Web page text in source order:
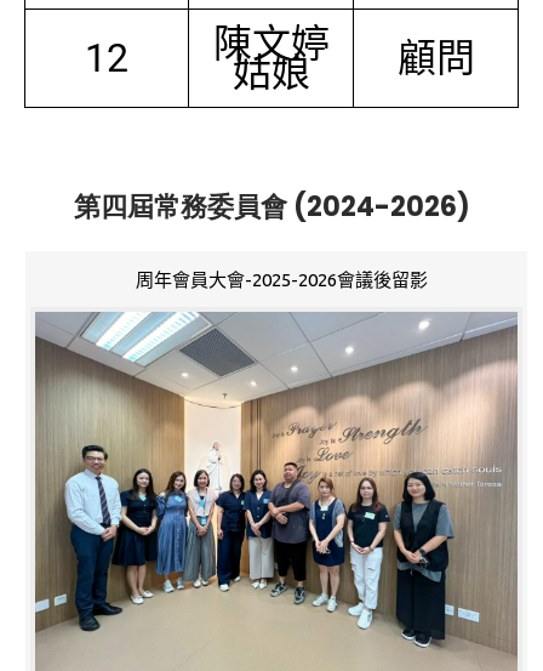
12 陳文婷
姑娘 顧問
第四屆常務委員會 (2024-2026)
周年會員大會-2025-2026會議後留影